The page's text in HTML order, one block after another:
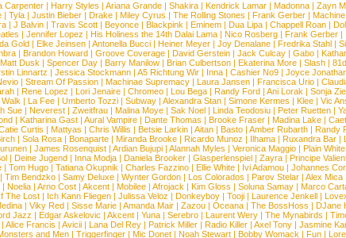
Carpenter | Harry Styles | Ariana Grande | Shakira | Kendrick Lamar | Madonna | Zayn
| Tyla| Justin Bieber| Drake| Miley Cyrus | The Rolling Stones | Frank Gerber|
| J Balvin | Travis Scott | Beyonce | Blackpink | Eminem | Dua Lipa | Chappell Roan |
| Jennifer Lopez | His Holiness the 14th Dalai Lama| Nico Rosberg| Frank Gerber|
Gold | Elke Jeinsen | Antonella Bucci | Heiner Meyer | Joy Denalane | Fredrika Stahl |
| Brandon Howard | Groove Coverage | David Gerstein | Jack Culcay | Gabo |
Matt Dusk | Spencer Day| Barry Manilow| Brian Culbertson| Ekaterina More| Slash|
Linnartz | Jessica Stockmann | A5 Richtung Wir | Inna | Cashier No9 | Joyce
| Stream Of Passion | Machinae Supremacy | Laura Jansen | Francisca Urio |
| Rene Lopez | Lori Jenaire | Chromeo | Lou Bega | Randy Ford | Ani Lorak | Sonja
| La Fee| Umberto Tozzi| Subway| Alexandra Stan| Simone Kermes | Klee| Vic
Sue| Neverest| Zweitfrau| Malina Moye| Sak Noel| Linda Teodosiu| Peter Ruetten|
| Katharina Gast| Aural Vampire| Dante Thomas | Brooke Fraser| Madina Lake|
Curtis | Mattyas | Chris Willis | Betsie Larkin| Aitan| Basto| Amber Rubarth| Randy
| Sola Rosa| Bonaparte| Miranda Brooke| Ricardo Munoz | Ilhama| Ruxandra Bar|
| James Rosenquist| Ardian Bujupi| Alannah Myles | Veronica Maggio| Plain
| Deine Jugend | Inna Modja | Daniela Brooker | Glasperlenspiel | Zayra | Principe
| Tom Hugo | Tatiana Okupnik | Charles Fazzino | Ellie White | Ivi Adamou | Johannes
| Tim Bendzko | Samy Deluxe | Wynter Gordon | Los Colorados | Parov Stelar | Alex Mica
| Noelia | Arno Cost | Akcent | Mobilee | Afrojack | Kim Gloss | Soluna Samay | Marco
The Lost| Ich Kann Fliegen| Julissa Veloz | Donkeyboy| Tooji| Laurence Jenkell|
| Viky Red| Sisse Marie| Amanda Mair| Zazou| Oceana| The BossHoss | DJane
Jazz | Edgar Askelovic | Akcent | Yuna | Serebro | Laurent Wery | The Mynabirds |
| Alice Francis | Avicii | Lana Del Rey | Patrick Miller | Radio Killer | Axel Tony | Jasmine
and Men| Triggerfinger| Mic Donet| Noah Stewart| Bobby Womack | Fun|